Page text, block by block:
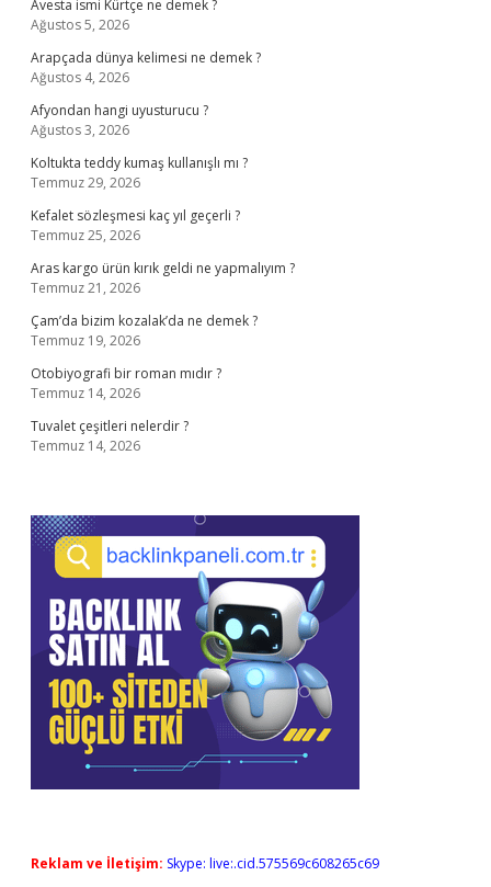
Avesta ismi Kürtçe ne demek ?
Ağustos 5, 2026
Arapçada dünya kelimesi ne demek ?
Ağustos 4, 2026
Afyondan hangi uyusturucu ?
Ağustos 3, 2026
Koltukta teddy kumaş kullanışlı mı ?
Temmuz 29, 2026
Kefalet sözleşmesi kaç yıl geçerli ?
Temmuz 25, 2026
Aras kargo ürün kırık geldi ne yapmalıyım ?
Temmuz 21, 2026
Çam’da bizim kozalak’da ne demek ?
Temmuz 19, 2026
Otobiyografi bir roman mıdır ?
Temmuz 14, 2026
Tuvalet çeşitleri nelerdir ?
Temmuz 14, 2026
Reklam ve İletişim: Skype: live:.cid.575569c608265c69